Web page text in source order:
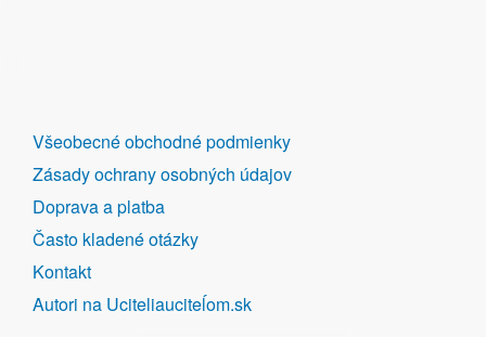
DALŠÍ
ODKAZY
Všeobecné obchodné podmienky
Zásady ochrany osobných údajov
Doprava a platba
Často kladené otázky
Kontakt
Autori na Uciteliauciteĺom.sk